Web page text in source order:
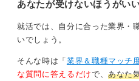
不可欠です。
も、前職で培った高いコミ
識を武器に大手商社へ入社
あなたが受けないほうがい
就活では、自分に合った業界・
いでしょう。
そんな時は「 業界＆職種マッチ
な質問に答えるだけで、あなた